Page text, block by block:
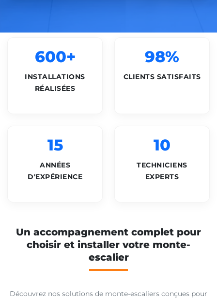
600+
INSTALLATIONS
RÉALISÉES
98%
CLIENTS SATISFAITS
15
ANNÉES
D'EXPÉRIENCE
10
TECHNICIENS
EXPERTS
Un accompagnement complet pour
choisir et installer votre monte-
escalier
Découvrez nos solutions de monte-escaliers conçues pour